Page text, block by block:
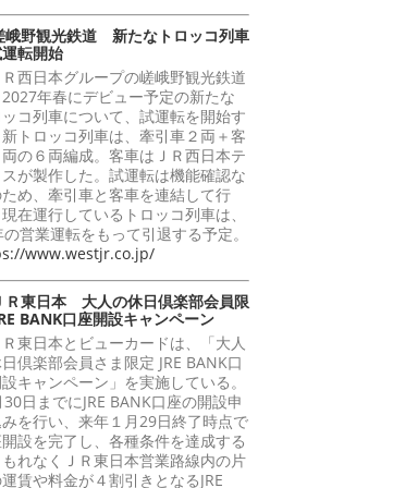
野観光鉄道 新たなトロッコ列車
転開始
西日本グループの嵯峨野観光鉄道
年春にデビュー予定の新たな
ッコ列車について、試運転を開始す
新トロッコ列車は、牽引車２両＋客
の６両編成。客車はＪＲ西日本テ
が製作した。試運転は機能確認な
ため、牽引車と客車を連結して行
在運行しているトロッコ列車は、
営業運転をもって引退する予定。
www.westjr.co.jp/
東日本 大人の休日倶楽部会員限
BANK口座開設キャンペーン
東日本とビューカードは、「大人
倶楽部会員さま限定 JRE BANK口
キャンペーン」を実施している。
30日までにJRE BANK口座の開設申
みを行い、来年１月29日終了時点で
設を完了し、各種条件を達成する
もれなくＪＲ東日本営業路線内の片
賃や料金が４割引きとなるJRE